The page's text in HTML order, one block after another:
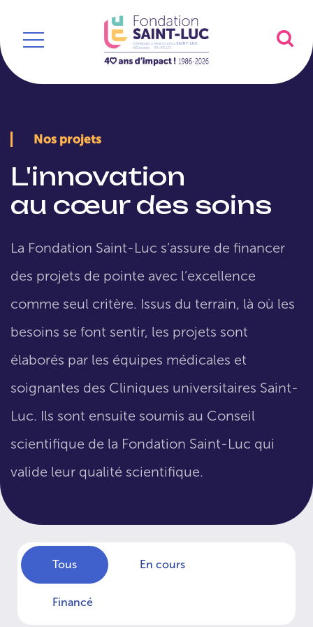
Nos projets
L'innovation
au cœur des soins
La Fondation Saint-Luc s’assure de financer
des projets de pointe avec l’excellence
comme seul critère. Issus du terrain, là où les
besoins se font sentir, les projets sont
élaborés par les équipes médicales et
soignantes des Cliniques universitaires Saint-
Luc. Ils sont ensuite soumis au Conseil
scientifique de la Fondation Saint-Luc qui
valide leur qualité scientifique.
Tous En cours
Financé